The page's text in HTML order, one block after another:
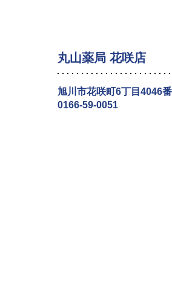
丸山薬局 花咲店
旭川市花咲町6丁目4046
0166-59-0051